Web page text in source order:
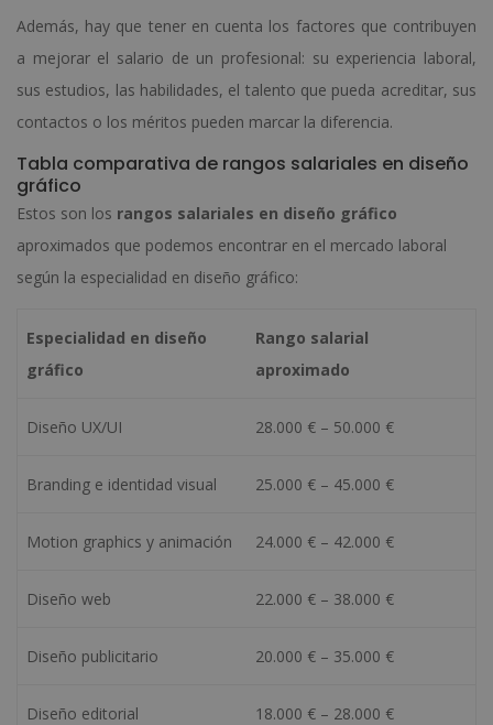
Además, hay que tener en cuenta los factores que contribuyen
a mejorar el salario de un profesional: su experiencia laboral,
sus estudios, las habilidades, el talento que pueda acreditar, sus
contactos o los méritos pueden marcar la diferencia.
Tabla comparativa de rangos salariales en diseño
gráfico
Estos son los rangos salariales en diseño gráfico
aproximados que podemos encontrar en el mercado laboral
según la especialidad en diseño gráfico:
Especialidad en diseño
gráfico
Rango salarial
aproximado
Diseño UX/UI 28.000 € – 50.000 €
Branding e identidad visual 25.000 € – 45.000 €
Motion graphics y animación 24.000 € – 42.000 €
Diseño web 22.000 € – 38.000 €
Diseño publicitario 20.000 € – 35.000 €
Diseño editorial 18.000 € – 28.000 €